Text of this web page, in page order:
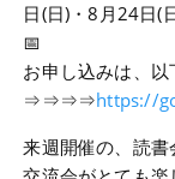
日(日)・8月24日(
📅
お申し込みは、以
⇒⇒⇒⇒https://
来週開催の、読